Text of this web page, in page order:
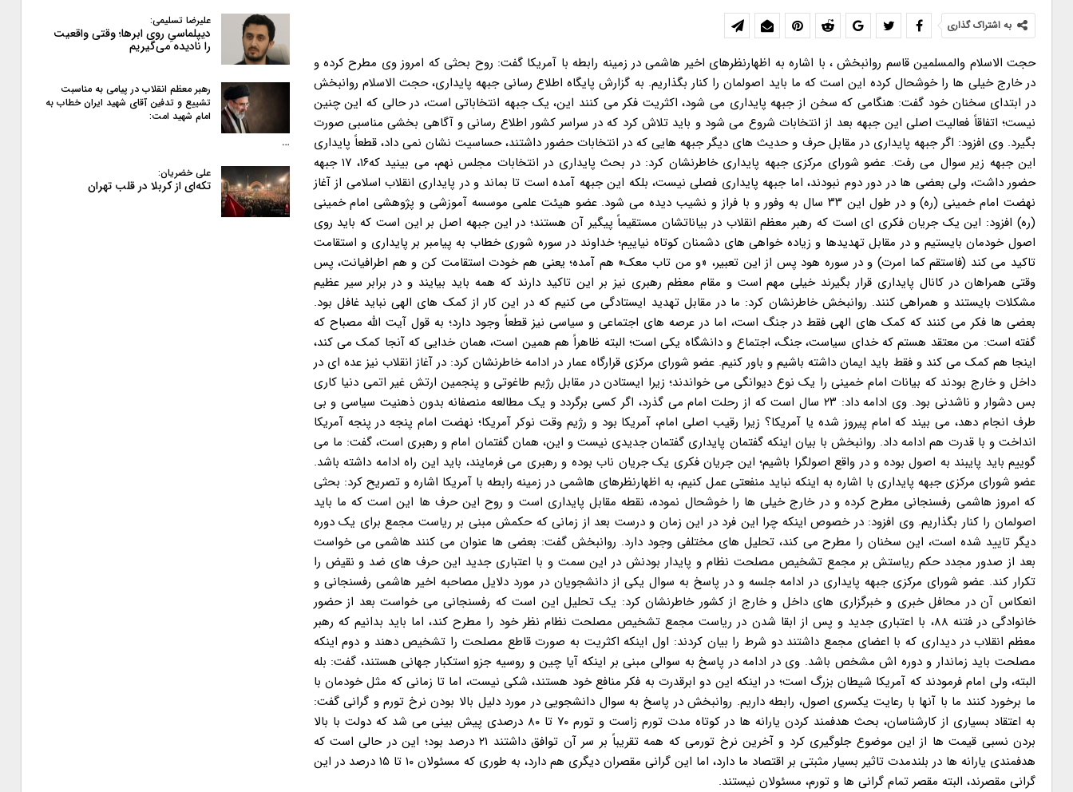
به اشتراک گذاری
حجت الاسلام والمسلمین قاسم روانبخش ، با اشاره به اظهارنظرهای اخیر هاشمی در زمینه رابطه با آمریکا گفت: روح بحثی که امروز وی مطرح کرده و
در خارج خیلی ها را خوشحال کرده این است که ما باید اصولمان را کنار بگذاریم. به گزارش پایگاه اطلاع رسانی جبهه پایداری، حجت الاسلام روانبخش
در ابتدای سخنان خود گفت: هنگامی که سخن از جبهه پایداری می شود، اکثریت فکر می کنند این، یک جبهه انتخاباتی است، در حالی که این چنین
نیست؛ اتفاقاً فعالیت اصلی این جبهه بعد از انتخابات شروع می شود و باید تلاش کرد که در سراسر کشور اطلاع رسانی و آگاهی بخشی مناسبی صورت
بگیرد. وی افزود: اگر جبهه پایداری در مقابل حرف و حدیث های دیگر جبهه هایی که در انتخابات حضور داشتند، حساسیت نشان نمی داد، قطعاً پایداری
این جبهه زیر سوال می رفت. عضو شورای مرکزی جبهه پایداری خاطرنشان کرد: در بحث پایداری در انتخابات مجلس نهم، می بینید که۱۶، ۱۷ جبهه
حضور داشت، ولی بعضی ها در دور دوم نبودند، اما جبهه پایداری فصلی نیست، بلکه این جبهه آمده است تا بماند و در پایداری انقلاب اسلامی از آغاز
نهضت امام خمینی (ره) و در طول این ۳۳ سال به وفور و با فراز و نشیب دیده می شود. عضو هیئت علمی موسسه آموزشی و پژوهشی امام خمینی
(ره) افزود: این یک جریان فکری ای است که رهبر معظم انقلاب در بیاناتشان مستقیماً پیگیر آن هستند؛ در این جبهه اصل بر این است که باید روی
اصول خودمان بایستیم و در مقابل تهدیدها و زیاده خواهی های دشمنان کوتاه نیاییم؛ خداوند در سوره شوری خطاب به پیامبر بر پایداری و استقامت
تاکید می کند (فاستقم کما امرت) و در سوره هود پس از این تعبیر، «و من تاب معک» هم آمده؛ یعنی هم خودت استقامت کن و هم اطرافیانت، پس
وقتی همراهان در کانال پایداری قرار بگیرند خیلی مهم است و مقام معظم رهبری نیز بر این تاکید دارند که همه باید بیایند و در برابر سیر عظیم
مشکلات بایستند و همراهی کنند. روانبخش خاطرنشان کرد: ما در مقابل تهدید ایستادگی می کنیم که در این کار از کمک های الهی نباید غافل بود.
بعضی ها فکر می کنند که کمک های الهی فقط در جنگ است، اما در عرصه های اجتماعی و سیاسی نیز قطعاً وجود دارد؛ به قول آیت الله مصباح که
گفته است: من معتقد هستم که خدای سیاست، جنگ، اجتماع و دانشگاه یکی است؛ البته ظاهراً هم همین است، همان خدایی که آنجا کمک می کند،
اینجا هم کمک می کند و فقط باید ایمان داشته باشیم و باور کنیم. عضو شورای مرکزی قرارگاه عمار در ادامه خاطرنشان کرد: در آغاز انقلاب نیز عده ای در
داخل و خارج بودند که بیانات امام خمینی را یک نوع دیوانگی می خواندند؛ زیرا ایستادن در مقابل رژیم طاغوتی و پنجمین ارتش غیر اتمی دنیا کاری
بس دشوار و ناشدنی بود. وی ادامه داد: ۲۳ سال است که از رحلت امام می گذرد، اگر کسی برگردد و یک مطالعه منصفانه بدون ذهنیت سیاسی و بی
طرف انجام دهد، می بیند که امام پیروز شده یا آمریکا؟ زیرا رقیب اصلی امام، آمریکا بود و رژیم وقت نوکر آمریکا؛ نهضت امام پنجه در پنجه آمریکا
انداخت و با قدرت هم ادامه داد. روانبخش با بیان اینکه گفتمان پایداری گفتمان جدیدی نیست و این، همان گفتمان امام و رهبری است، گفت: ما می
گوییم باید پایبند به اصول بوده و در واقع اصولگرا باشیم؛ این جریان فکری یک جریان ناب بوده و رهبری می فرمایند، باید این راه ادامه داشته باشد.
عضو شورای مرکزی جبهه پایداری با اشاره به اینکه نباید منفعتی عمل کنیم، به اظهارنظرهای هاشمی در زمینه رابطه با آمریکا اشاره و تصریح کرد: بحثی
که امروز هاشمی رفسنجانی مطرح کرده و در خارج خیلی ها را خوشحال نموده، نقطه مقابل پایداری است و روح این حرف ها این است که ما باید
اصولمان را کنار بگذاریم. وی افزود: در خصوص اینکه چرا این فرد در این زمان و درست بعد از زمانی که حکمش مبنی بر ریاست مجمع برای یک دوره
دیگر تایید شده است، این سخنان را مطرح می کند، تحلیل های مختلفی وجود دارد. روانبخش گفت: بعضی ها عنوان می کنند هاشمی می خواست
بعد از صدور مجدد حکم ریاستش بر مجمع تشخیص مصلحت نظام و پایدار بودنش در این سمت و با اعتباری جدید این حرف های ضد و نقیض را
تکرار کند. عضو شورای مرکزی جبهه پایداری در ادامه جلسه و در پاسخ به سوال یکی از دانشجویان در مورد دلایل مصاحبه اخیر هاشمی رفسنجانی و
انعکاس آن در محافل خبری و خبرگزاری های داخل و خارج از کشور خاطرنشان کرد: یک تحلیل این است که رفسنجانی می خواست بعد از حضور
خانوادگی در فتنه ۸۸، با اعتباری جدید و پس از ابقا شدن در ریاست مجمع تشخیص مصلحت نظام نظر خود را مطرح کند، اما باید بدانیم که رهبر
معظم انقلاب در دیداری که با اعضای مجمع داشتند دو شرط را بیان کردند: اول اینکه اکثریت به صورت قاطع مصلحت را تشخیص دهند و دوم اینکه
مصلحت باید زماندار و دوره اش مشخص باشد. وی در ادامه در پاسخ به سوالی مبنی بر اینکه آیا چین و روسیه جزو استکبار جهانی هستند، گفت: بله
البته، ولی امام فرمودند که آمریکا شیطان بزرگ است؛ در اینکه این دو ابرقدرت به فکر منافع خود هستند، شکی نیست، اما تا زمانی که مثل خودمان با
ما برخورد کنند ما با آنها با رعایت یکسری اصول، رابطه داریم. روانبخش در پاسخ به سوال دانشجویی در مورد دلیل بالا بودن نرخ تورم و گرانی گفت:
به اعتقاد بسیاری از کارشناسان، بحث هدفمند کردن یارانه ها در کوتاه مدت تورم زاست و تورم ۷۰ تا ۸۰ درصدی پیش بینی می شد که دولت با بالا
بردن نسبی قیمت ها از این موضوع جلوگیری کرد و آخرین نرخ تورمی که همه تقریباً بر سر آن توافق داشتند ۲۱ درصد بود؛ این در حالی است که
هدفمندی یارانه ها در بلندمدت تاثیر بسیار مثبتی بر اقتصاد ما دارد، اما این گرانی مقصران دیگری هم دارد، به طوری که مسئولان ۱۰ تا ۱۵ درصد در این
گرانی مقصرند، البته مقصر تمام گرانی ها و تورم، مسئولان نیستند.
علیرضا تسلیمی:
دیپلماسیِ روی ابرها؛ وقتی واقعیت
را نادیده می‌گیریم
رهبر معظم انقلاب در پیامی به‌ مناسبت
تشییع و تدفین آقای شهید ایران خطاب به
امام شهید امت:
…
علی خضریان:
تکه‌ای از کربلا در قلب تهران